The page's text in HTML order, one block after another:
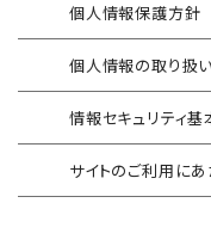
地方公共団体向け
セルフアセスメント
産業制御システム
EC加盟店様向け セ
対応アセスメントサ
セキュアメール
AAMSマルウェア・
セキュリティログ分
サイバープロテクショ
個人情報保護方針
個人情報の取り扱
情報セキュリティ
サイトのご利用にあ